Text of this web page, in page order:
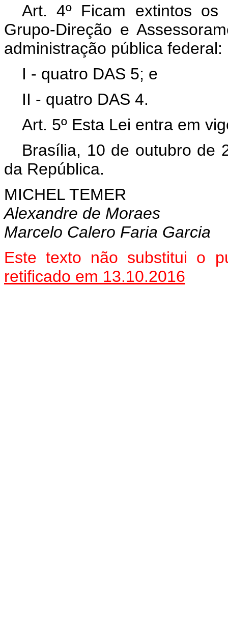
Art.4º Ficam extintos os
Grupo-Direção e
administração pública federal:
I - quatro DAS 5; e
II - quatro DAS 4.
Art. 5º Esta Lei entra em
Brasília, 10 de outubro de
da República.
MICHEL TEMER
Alexandre de Moraes
Marcelo Calero Faria Garcia
Este texto não substitui o
retificado em 13.10.2016